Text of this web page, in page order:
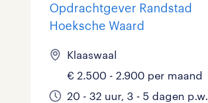
Opdrachtgever Randstad
Hoeksche Waard
Klaaswaal
€ 2.500 - 2.900 per maand
20 - 32 uur, 3 - 5 dagen p.w.